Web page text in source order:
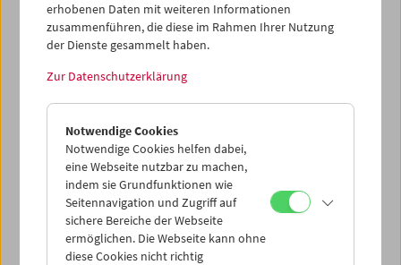
erhobenen Daten mit weiteren Informationen
zusammenführen, die diese im Rahmen Ihrer Nutzung
der Dienste gesammelt haben.
Zur Datenschutzerklärung
Notwendige Cookies
Notwendige Cookies helfen dabei,
eine Webseite nutzbar zu machen,
indem sie Grundfunktionen wie
Seitennavigation und Zugriff auf
sichere Bereiche der Webseite
ermöglichen. Die Webseite kann ohne
diese Cookies nicht richtig